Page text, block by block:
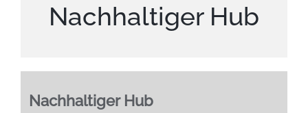
Nachhaltiger Hub
Nachhaltiger Hub